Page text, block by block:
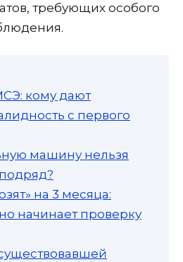
требующих особого
кому дают
с первого
машину нельзя
на 3 месяца:
начинает проверку